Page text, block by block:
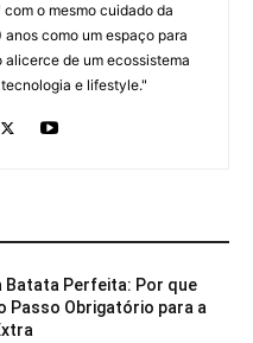
o mesmo cuidado da
como um espaço para
de um ecossistema
e lifestyle."
Batata Perfeita: Por que
Passo Obrigatório para a